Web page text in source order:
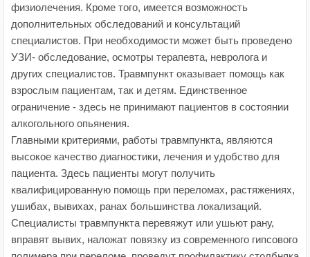
физиолечения. Кроме того, имеется возможность
дополнительных обследований и консультаций
специалистов. При необходимости может быть проведено
УЗИ- обследование, осмотры терапевта, невролога и
других специалистов. Травмпункт оказывает помощь как
взрослым пациентам, так и детям. Единственное
ограничение - здесь не принимают пациентов в состоянии
алкогольного опьянения.
Главными критериями, работы травмпункта, являются
высокое качество диагностики, лечения и удобство для
пациента. Здесь пациенты могут получить
квалифицированную помощь при переломах, растяжениях,
ушибах, вывихах, ранах большинства локализаций.
Специалисты травмпункта перевяжут или ушьют рану,
вправят вывих, наложат повязку из современного гипсового